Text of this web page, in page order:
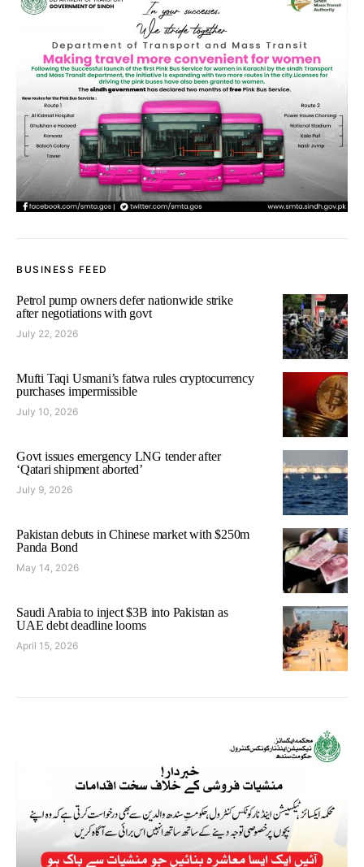
BUSINESS FEED
Petrol pump owners defer nationwide strike
after negotiations with govt
July 22, 2026
Mufti Taqi Usmani’s fatwa rules cryptocurrency
purchases impermissible
July 10, 2026
Govt issues emergency LNG tender after
‘Qatari shipment aborted’
July 9, 2026
Pakistan debuts in Chinese market with $250m
Panda Bond
May 14, 2026
Saudi Arabia to inject $3B into Pakistan as
UAE debt deadline looms
April 15, 2026